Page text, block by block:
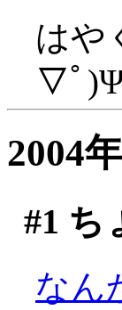
はや
▽ﾟ
2004
#1 ち
なん